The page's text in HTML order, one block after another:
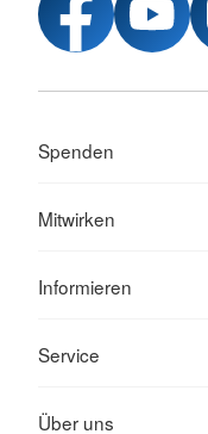
Spenden
Mitwirken
Informieren
Service
Über uns